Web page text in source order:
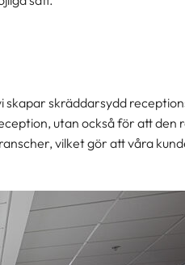
skräddarsydd
utan också för att
vilket gör att våra